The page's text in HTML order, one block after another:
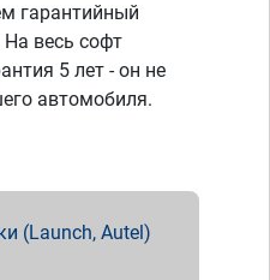
гарантийный
весь софт
5 лет - он не
автомобиля.
(Launch, Autel)